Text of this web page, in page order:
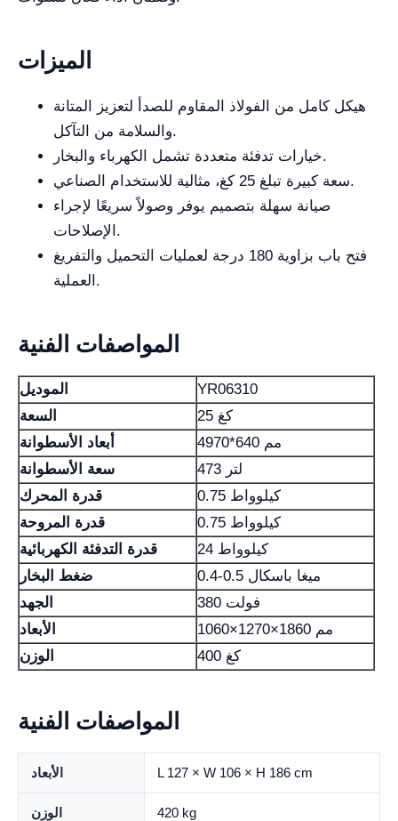
الميزات
هيكل كامل من الفولاذ المقاوم للصدأ لتعزيز المتانة
والسلامة من التآكل.
خيارات تدفئة متعددة تشمل الكهرباء والبخار.
سعة كبيرة تبلغ 25 كغ، مثالية للاستخدام الصناعي.
صيانة سهلة بتصميم يوفر وصولاً سريعًا لإجراء
الإصلاحات.
فتح باب بزاوية 180 درجة لعمليات التحميل والتفريغ
العملية.
المواصفات الفنية
الموديل
YR06310
السعة
25 كغ
أبعاد الأسطوانة
4970*640 مم
سعة الأسطوانة
473 لتر
قدرة المحرك
0.75 كيلوواط
قدرة المروحة
0.75 كيلوواط
قدرة التدفئة الكهربائية
24 كيلوواط
ضغط البخار
0.4-0.5 ميغا باسكال
الجهد
380 فولت
الأبعاد
1060×1270×1860 مم
الوزن
400 كغ
المواصفات الفنية
الأبعاد L 127 × W 106 × H 186 cm
الوزن 420 kg